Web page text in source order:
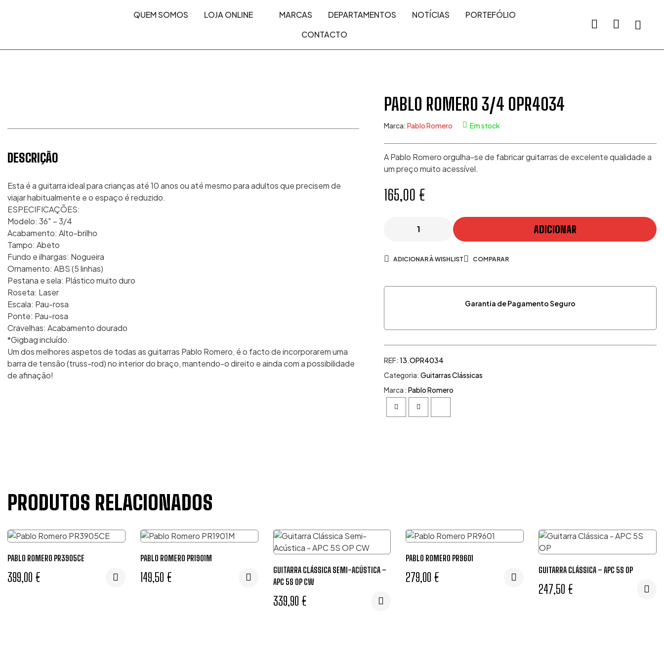
QUEM SOMOS
LOJA ONLINE MARCAS DEPARTAMENTOS NOTÍCIAS
PORTEFÓLIO
CONTACTO
PABLO ROMERO 3/4 OPR4034
Marca:Pablo Romero Em stock
A Pablo Romero orgulha-se de fabricar guitarras de excelente qualidade a
um preço muito acessível.
165,00 €
ADICIONAR
ADICIONAR À WISHLIST COMPARAR
Garantia de Pagamento Seguro
REF:13.OPR4034
Categoria:Guitarras Clássicas
Marca :Pablo Romero
FacebookTwitterGoogle+
DESCRIÇÃO
Esta é a guitarra ideal para crianças até 10 anos ou até mesmo para adultos que precisem de
viajar habitualmente e o espaço é reduzido.
ESPECIFICAÇÕES:
Modelo: 36″ – 3/4
Acabamento: Alto-brilho
Tampo: Abeto
Fundo e ilhargas: Nogueira
Ornamento: ABS (5 linhas)
Pestana e sela: Plástico muito duro
Roseta: Laser
Escala: Pau-rosa
Ponte: Pau-rosa
Cravelhas: Acabamento dourado
*Gigbag incluído.
Um dos melhores aspetos de todas as guitarras Pablo Romero, é o facto de incorporarem uma
barra de tensão (truss-rod) no interior do braço, mantendo-o direito e ainda com a possibilidade
de afinação!
PRODUTOS RELACIONADOS
PABLO ROMERO PR3905CE
399,00 €
PABLO ROMERO PR1901M
149,50 €
GUITARRA CLÁSSICA SEMI-ACÚSTICA –
APC 5S OP CW
339,90 €
PABLO ROMERO PR9601
279,00 €
GUITARRA CLÁSSICA – APC 5S OP
247,50 €